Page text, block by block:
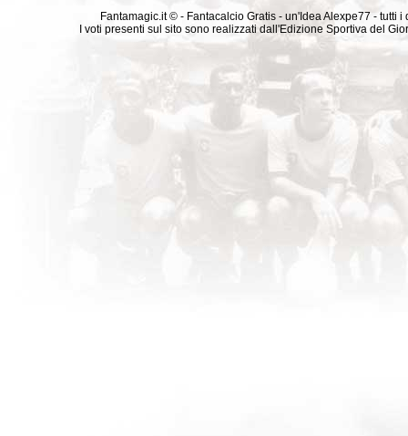
Fantamagic.it © - Fantacalcio Gratis - un'Idea Alexpe77 -
I voti presenti sul sito sono realizzati dall'Edizione Sportiva del